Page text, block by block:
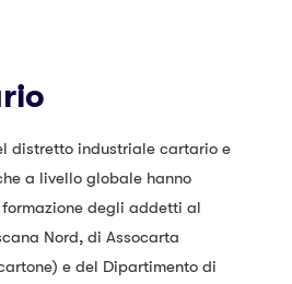
distretto industriale cartario e
a livello globale hanno
degli addetti al
Nord, di Assocarta
e del Dipartimento di